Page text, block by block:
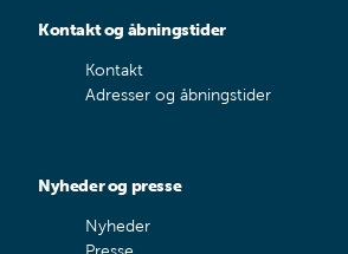
Kontakt og åbningstider
Kontakt
Adresser og åbningstider
Nyheder og presse
Nyheder